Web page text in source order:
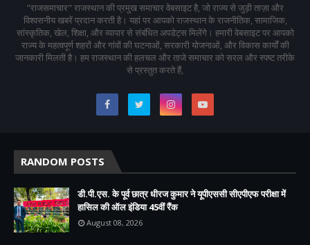
"राजसमाचार" राजस्थान की प्रमुख समाचार वेबसाइट है, जो राज्य से जुड़ी ताज़ा और
विश्वसनीय खबरें प्रदान करती है। यहां पर आपको राजस्थान के राजनीतिक, सामाजिक,
सांस्कृतिक, खेल, शिक्षा, और व्यापार से संबंधित अपडेट्स मिलेंगे। हमारी वेबसाइट पर आपको
राज्य के महत्वपूर्ण शहरों और गांवों की घटनाओं, सरकारी योजनाओं, और विकास कार्यों की
जानकारी मिलती है। हम राजस्थान की हलचल और ताजे समाचार को सरल और स्पष्ट तरीके
से प्रस्तुत करते हैं,
RANDOM POSTS
डी.पी.एस. के पूर्व छात्र धीरज कुमार ने यूपीएससी सीएपीएफ परीक्षा में
हासिल की ऑल इंडिया 45वीं रैंक
August 08, 2026